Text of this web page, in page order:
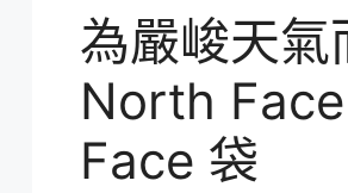
為嚴峻天
North
Face 袋